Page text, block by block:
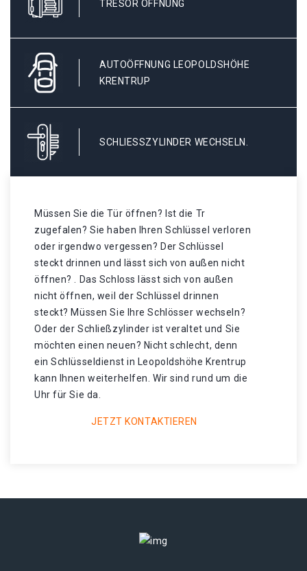
TRESOR ÖFFNUNG
AUTOÖFFNUNG LEOPOLDSHÖHE
KRENTRUP
SCHLIESSZYLINDER WECHSELN.
Müssen Sie die Tür öffnen? Ist die Tr
zugefalen? Sie haben Ihren Schlüssel verloren
oder irgendwo vergessen? Der Schlüssel
steckt drinnen und lässt sich von außen nicht
öffnen? . Das Schloss lässt sich von außen
nicht öffnen, weil der Schlüssel drinnen
steckt? Müssen Sie Ihre Schlösser wechseln?
Oder der Schließzylinder ist veraltet und Sie
möchten einen neuen? Nicht schlecht, denn
ein Schlüsseldienst in Leopoldshöhe Krentrup
kann Ihnen weiterhelfen. Wir sind rund um die
Uhr für Sie da.
JETZT KONTAKTIEREN